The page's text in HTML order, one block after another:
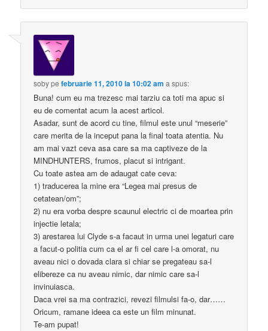
sobypefebruarie 11, 2010 la 10:02 am a spus:
Buna! cum eu ma trezesc mai tarziu ca toti ma apuc si
eu de comentat acum la acest articol.
Asadar, sunt de acord cu tine, filmul este unul “meserie”
care merita de la inceput pana la final toata atentia. Nu
am mai vazt ceva asa care sa ma captiveze de la
MINDHUNTERS, frumos, placut si intrigant.
Cu toate astea am de adaugat cate ceva:
1) traducerea la mine era “Legea mai presus de
cetatean/om”;
2) nu era vorba despre scaunul electric ci de moartea prin
injectie letala;
3) arestarea lui Clyde s-a facaut in urma unei legaturi care
a facut-o politia cum ca el ar fi cel care l-a omorat, nu
aveau nici o dovada clara si chiar se pregateau sa-l
elibereze ca nu aveau nimic, dar nimic care sa-l
invinuiasca.
Daca vrei sa ma contrazici, revezi filmulsi fa-o, dar……
Oricum, ramane ideea ca este un film minunat.
Te-am pupat!